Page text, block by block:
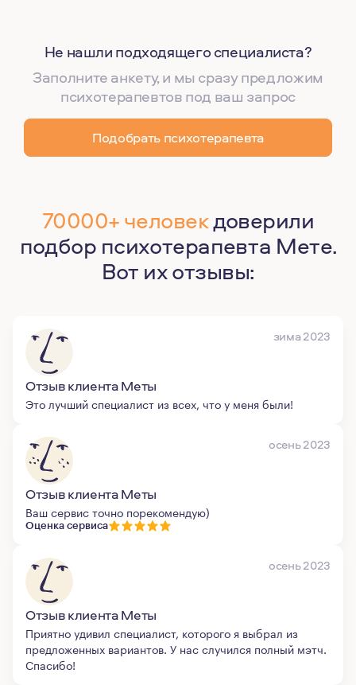
Не нашли подходящего специалиста?
Заполните анкету, и мы сразу предложим
психотерапевтов под ваш запрос
Подобрать психотерапевта
70000+ человекдоверили
подбор психотерапевта Мете.
Вот их отзывы:
зима 2023
Отзыв клиента Меты
Это лучший специалист из всех, что у меня были!
осень 2023
Отзыв клиента Меты
Ваш сервис точно порекомендую)
Оценка сервиса
осень 2023
Отзыв клиента Меты
Приятно удивил специалист, которого я выбрал из
предложенных вариантов. У нас случился полный мэтч.
Спасибо!